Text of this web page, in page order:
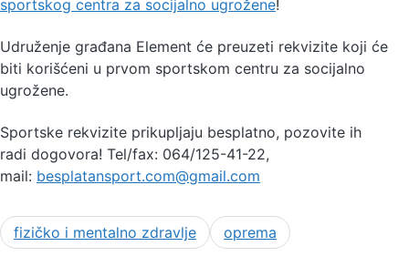
sportskog centra za socijalno ugrožene!
Udruženje građana Element će preuzeti rekvizite koji će
biti korišćeni u prvom sportskom centru za socijalno
ugrožene.
Sportske rekvizite prikupljaju besplatno, pozovite ih
radi dogovora! Tel/fax: 064/125-41-22,
mail: besplatansport.com@gmail.com
fizičko i mentalno zdravlje oprema